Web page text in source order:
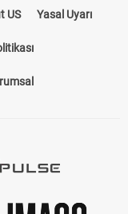
US Yasal Uyarı